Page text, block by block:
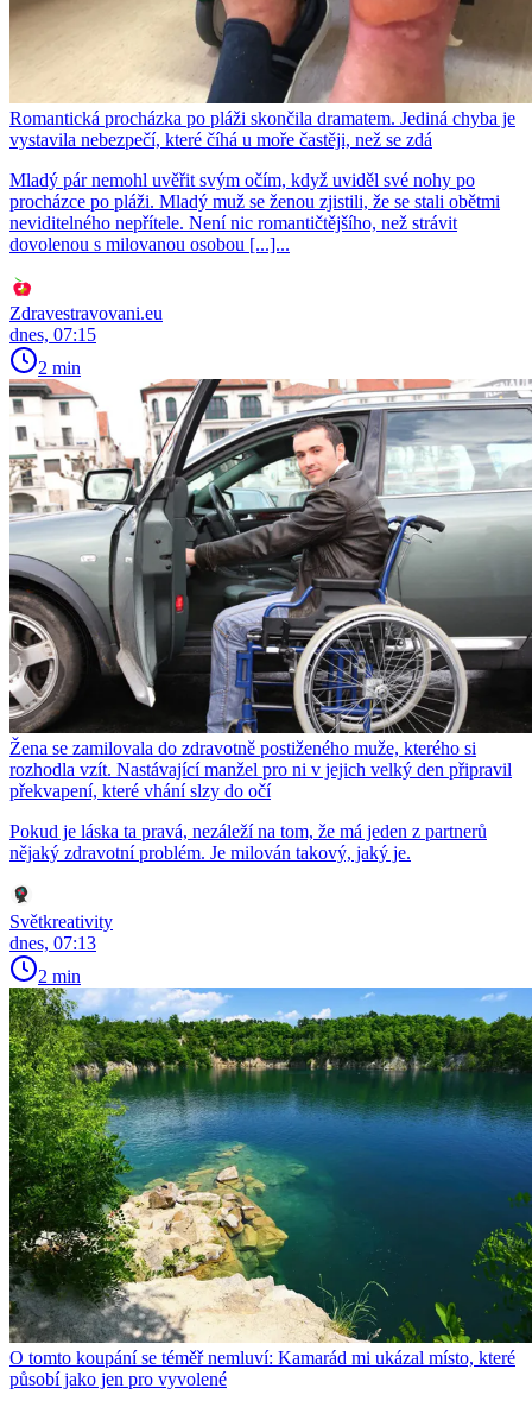
Romantická procházka po pláži skončila dramatem. Jediná chyba je
vystavila nebezpečí, které číhá u moře častěji, než se zdá
Mladý pár nemohl uvěřit svým očím, když uviděl své nohy po
procházce po pláži. Mladý muž se ženou zjistili, že se stali obětmi
neviditelného nepřítele. Není nic romantičtějšího, než strávit
dovolenou s milovanou osobou [...]...
Zdravestravovani.eu
dnes, 07:15
2 min
Žena se zamilovala do zdravotně postiženého muže, kterého si
rozhodla vzít. Nastávající manžel pro ni v jejich velký den připravil
překvapení, které vhání slzy do očí
Pokud je láska ta pravá, nezáleží na tom, že má jeden z partnerů
nějaký zdravotní problém. Je milován takový, jaký je.
Světkreativity
dnes, 07:13
2 min
O tomto koupání se téměř nemluví: Kamarád mi ukázal místo, které
působí jako jen pro vyvolené